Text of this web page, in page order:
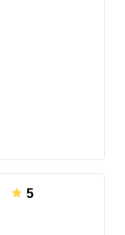
5